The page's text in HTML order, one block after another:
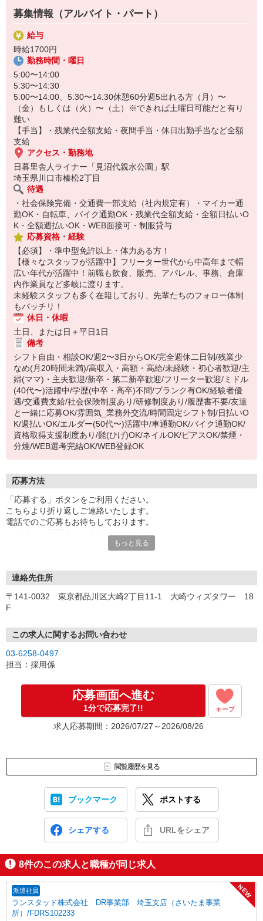
【職場環境_年齢層】
30代/40代/50代
募集情報（アルバイト・パート）
給与
時給1700円
勤務時間・曜日
5:00〜14:00
5:30〜14:30
5:00〜14:00、5:30〜14:30休憩60分週5出れる方（月）〜
（金）もしくは（火）〜（土）※できれば土曜日可能だと有り
難い
【手当】・残業代全額支給・夜間手当・休日出勤手当など全額
支給
アクセス・勤務地
日暮里舎人ライナー「見沼代親水公園」駅
埼玉県川口市榛松2丁目
待遇
・社会保険完備・交通費一部支給（社内規定有）・マイカー通
勤OK・自転車、バイク通勤OK・残業代全額支給・全額日払いO
K・全額週払いOK・WEB面接可・制服貸与
応募資格・経験
【必須】・準中型免許以上・体力ある方！
【様々なスタッフが活躍中】フリーター世代から中高年まで幅
広い年代が活躍中！前職も飲食、販売、アパレル、事務、倉庫
内作業員など多岐に渡ります。
未経験スタッフも多く在籍しており、先輩たちのフォロー体制
もバッチリ！
休日・休暇
土日、または日＋平日1日
備考
シフト自由・相談OK/週2〜3日からOK/完全週休二日制/残業少
なめ(月20時間未満)/高収入・高額・高給/未経験・初心者歓迎/主
婦(ママ)・主夫歓迎/新卒・第二新卒歓迎/フリーター歓迎/ミドル
(40代〜)活躍中/学歴(中卒・高卒)不問/ブランク有OK/経験者優
遇/交通費支給/社会保険制度あり/研修制度あり/履歴書不要/友達
と一緒に応募OK/雰囲気_業務外交流/時間固定シフト制/日払いO
K/週払いOK/エルダー(50代〜)活躍中/車通勤OK/バイク通勤OK/
資格取得支援制度あり/髭(ひげ)OK/ネイルOK/ピアスOK/禁煙・
分煙/WEB選考完結OK/WEB登録OK
応募方法
「応募する」ボタンをご利用ください。
こちらより折り返しご連絡いたします。
電話でのご応募もお待ちしております。
もっと見る
連絡先住所
〒141-0032 東京都品川区大崎2丁目11-1 大崎ウィズタワー 18
F
この求人に関するお問い合わせ
03-6258-0497
担当：採用係
応募画面へ進む
1分で応募完了!! キープ
求人応募期間：2026/07/27～2026/08/26
閲覧履歴を見る
ブックマーク ポストする
シェアする URLをシェア
8件のこの求人と職種が同じ求人
派遣社員
ランスタッド株式会社 DR事業部 埼玉支店（さいたま事業
所）/FDRS102233
NEW